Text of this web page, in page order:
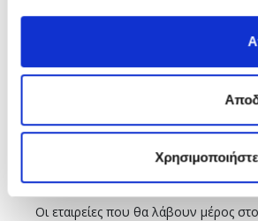
Ominείναι η χαμηλότερη
Ο. ΚΑΤΑΡΤΙΣΗ – ΥΠΟΒΟΛΗ
Οι εταιρείες που θα λάβουν μέρος